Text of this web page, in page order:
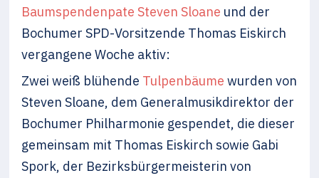
Baumspendenpate Steven Sloane und der
Bochumer SPD-Vorsitzende Thomas Eiskirch
vergangene Woche aktiv:
Zwei weiß blühende Tulpenbäume wurden von
Steven Sloane, dem Generalmusikdirektor der
Bochumer Philharmonie gespendet, die dieser
gemeinsam mit Thomas Eiskirch sowie Gabi
Spork, der Bezirksbürgermeisterin von